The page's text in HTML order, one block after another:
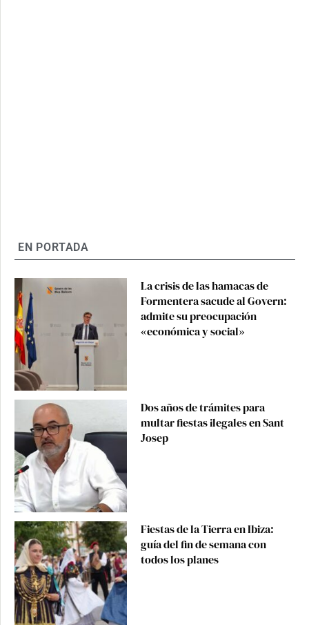
EN PORTADA
La crisis de las hamacas de
Formentera sacude al Govern:
admite su preocupación
«económica y social»
Dos años de trámites para
multar fiestas ilegales en Sant
Josep
Fiestas de la Tierra en Ibiza:
guía del fin de semana con
todos los planes